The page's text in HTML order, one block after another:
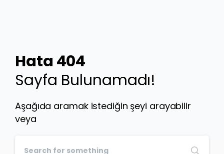
Hata 404
Sayfa Bulunamadı!
Aşağıda aramak istediğin şeyi arayabilir
veya